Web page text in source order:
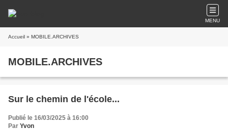
MENU
Accueil » MOBILE.ARCHIVES
MOBILE.ARCHIVES
Sur le chemin de l'école...
Publié le 16/03/2025 à 16:00
Par Yvon